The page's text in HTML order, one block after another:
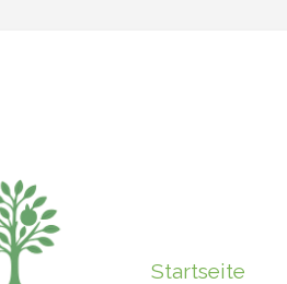
Startseite